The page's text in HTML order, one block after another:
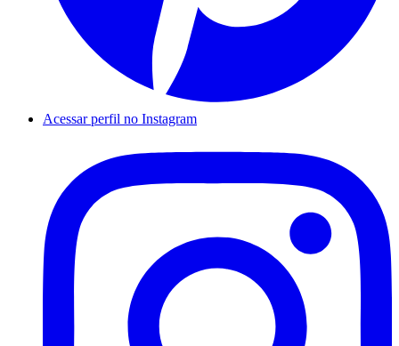
Acessar perfil no Instagram